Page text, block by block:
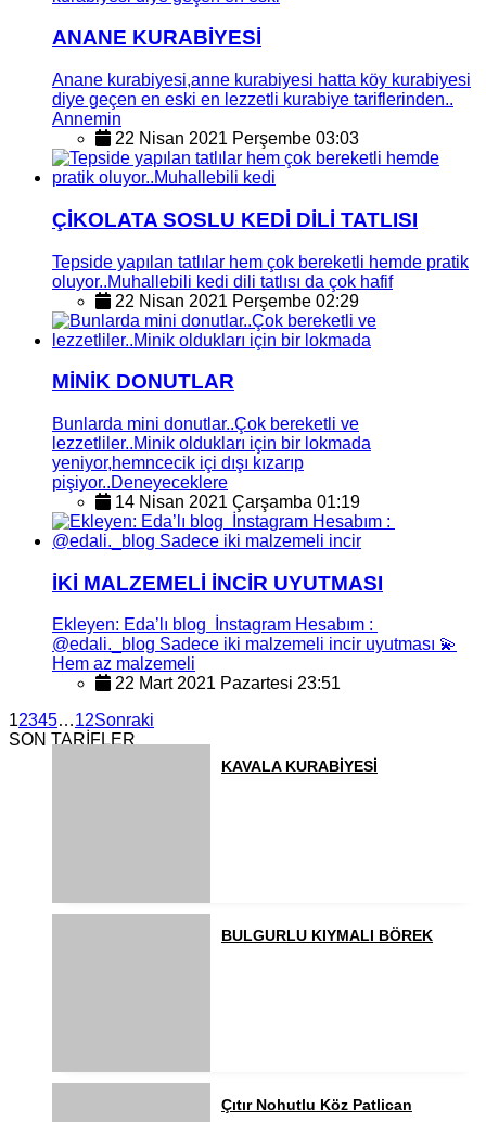
ANANE KURABİYESİ
Anane kurabiyesi,anne kurabiyesi hatta köy kurabiyesi
diye geçen en eski en lezzetli kurabiye tariflerinden..
Annemin
22 Nisan 2021 Perşembe 03:03
ÇİKOLATA SOSLU KEDİ DİLİ TATLISI
Tepside yapılan tatlılar hem çok bereketli hemde pratik
oluyor..Muhallebili kedi dili tatlısı da çok hafif
22 Nisan 2021 Perşembe 02:29
MİNİK DONUTLAR
Bunlarda mini donutlar..Çok bereketli ve
lezzetliler..Minik oldukları için bir lokmada
yeniyor,hemncecik içi dışı kızarıp
pişiyor..Deneyeceklere
14 Nisan 2021 Çarşamba 01:19
İKİ MALZEMELİ İNCİR UYUTMASI
Ekleyen: Eda’lı blog İnstagram Hesabım :
@edali._blog Sadece iki malzemeli incir uyutması 💫
Hem az malzemeli
22 Mart 2021 Pazartesi 23:51
12345…12Sonraki
SON TARİFLER
KAVALA KURABİYESİ
BULGURLU KIYMALI BÖREK
Çıtır Nohutlu Köz Patlican